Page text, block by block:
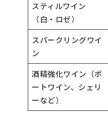
スティルワイン
（白・ロゼ）
スパークリングワイ
ン
酒精強化ワイン（ポ
ートワイン、シェリ
ーなど）